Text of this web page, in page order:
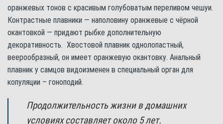
оранжевых тонов с красивым голубоватым переливом чешуи.
Контрастные плавники — наполовину оранжевые с чёрной
окантовкой — придают рыбке дополнительную
декоративность. Хвостовой плавник однолопастный,
веерообразный, он имеет оранжевую окантовку. Анальный
плавник у самцов видоизменен в специальный орган для
копуляции – гоноподий.
Продолжительность жизни в домашних
условиях составляет около 5 лет.